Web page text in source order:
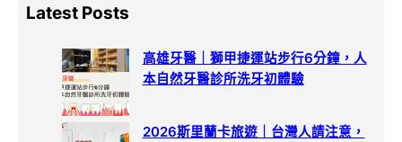
r
Latest Posts
高雄牙醫｜獅甲捷運站步行6分鐘，人
本自然牙醫診所洗牙初體驗
2026斯里蘭卡旅遊｜台灣人請注意，